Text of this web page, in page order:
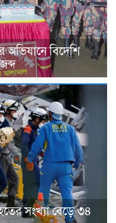
অভিযানে বিদেশি
সংখ্যা বেড়ে ৩৪